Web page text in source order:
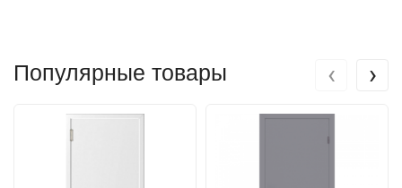
Популярные товары ‹ ›